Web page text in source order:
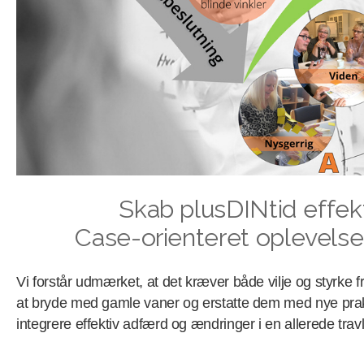
Skab plusDINtid
Case-orienteret
Vi forstår udmærket, at det kræver både vilje og styrke
at bryde med gamle vaner og erstatte dem med nye
integrere effektiv adfærd og ændringer i en allerede